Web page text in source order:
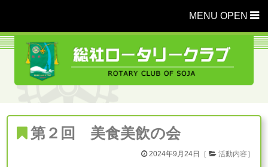
MENU OPEN
第２回 美食美飲の会
2024年9月24日［ 活動内容 ］